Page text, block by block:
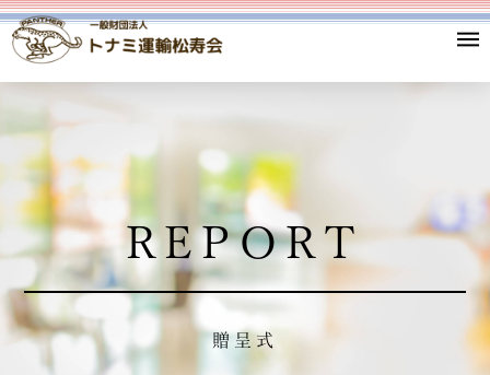
REPORT
贈呈式